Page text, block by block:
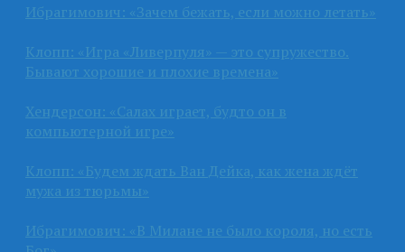
Ибрагимович: «Зачем бежать, если можно летать»
Клопп: «Игра «Ливерпуля» — это супружество.
Бывают хорошие и плохие времена»
Хендерсон: «Салах играет, будто он в
компьютерной игре»
Клопп: «Будем ждать Ван Дейка, как жена ждёт
мужа из тюрьмы»
Ибрагимович: «В Милане не было короля, но есть